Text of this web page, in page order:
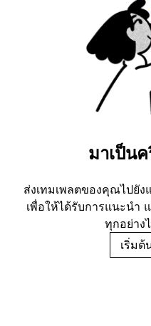
มาเป็นค
ส่งเทมเพลตของคุณไปยัง
เพื่อให้ได้รับการแนะนำ
ทุกอย่าง
เริ่มต้